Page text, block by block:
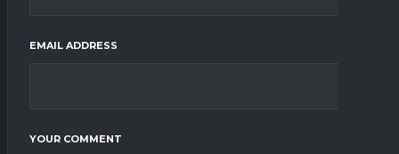
EMAIL ADDRESS
YOUR COMMENT